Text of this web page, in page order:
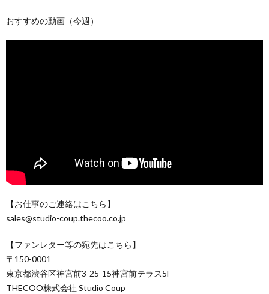
おすすめの動画（今週）
【お仕事のご連絡はこちら】
sales@studio-coup.thecoo.co.jp
【ファンレター等の宛先はこちら】
〒150-0001
東京都渋谷区神宮前3-25-15神宮前テラス5F
THECOO株式会社 Studio Coup